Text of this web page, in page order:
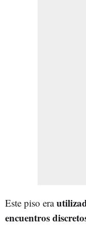
Este piso era
encuentros